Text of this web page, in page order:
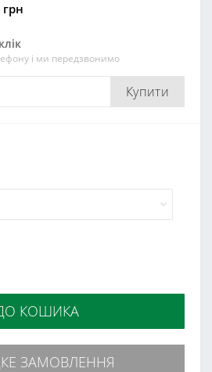
і ми передзвонимо
Купити
КОШИКА
ЗАМОВЛЕННЯ